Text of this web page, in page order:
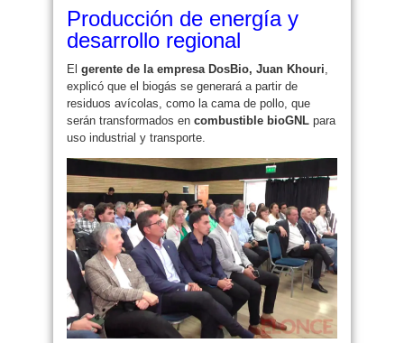
Producción de energía y
desarrollo regional
El gerente de la empresa DosBio, Juan Khouri
explicó que el biogás se generará a partir de
residuos avícolas, como la cama de pollo, que
serán transformados en combustible bioGNL para
uso industrial y transporte.